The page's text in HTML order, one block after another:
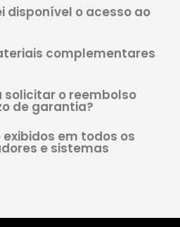
disponível o acesso ao
complementares
solicitar o reembolso
de garantia?
em todos os
e sistemas